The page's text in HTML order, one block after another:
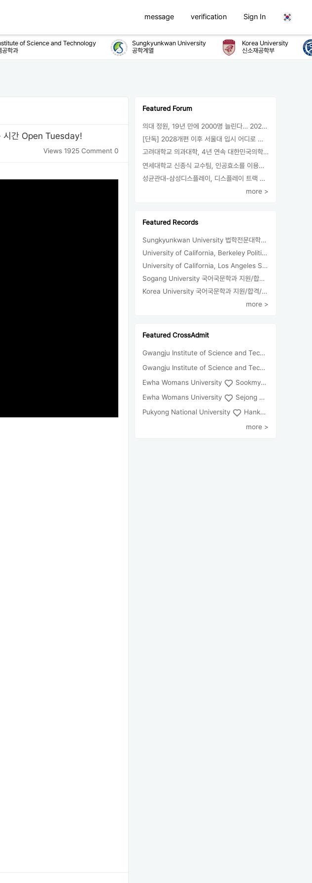
message verification Sign In
of Science and Technology
과
Sungkyunkwan University
공학계열
Korea University
신소재공학부
시간 Open Tuesday!
Views 1925 Comment 0
Featured Forum
의대 정원, 19년 만에 2000명 늘린다… 2025년 입시부터 적용
[단독] 2028개편 이후 서울대 입시 어디로 갈까.. ‘정시40% 폐지 추진’
고려대학교 의과대학, 4년 연속 대한민국의학한림원 정회원 최다 배출 外
연세대학교 신종식 교수팀, 인공효소를 이용한 아민의 키랄전환 세계 최초로 성공
성균관대-삼성디스플레이, 디스플레이 트랙 운영 협약 체결
more >
Featured Records
Sungkyunkwan University 법학전문대학원 지원/합격
University of California, Berkeley Political Science 지원/합격/등록
University of California, Los Angeles Sociology 합격
Sogang University 국어국문학과 지원/합격/등록
Korea University 국어국문학과 지원/합격/등록
more >
Featured CrossAdmit
Gwangju Institute of Science and Technology
Gwangju Institute of Science and Technology
Ewha Womans University
Sookmyung Women's University
Ewha Womans University
Sejong University
Pukyong National University
Hankuk University of Foreign Studies(Global Campus
more >